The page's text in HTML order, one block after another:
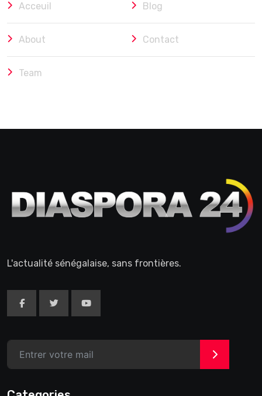
Acceuil Blog
About Contact
Team
L'actualité sénégalaise, sans frontières.
>